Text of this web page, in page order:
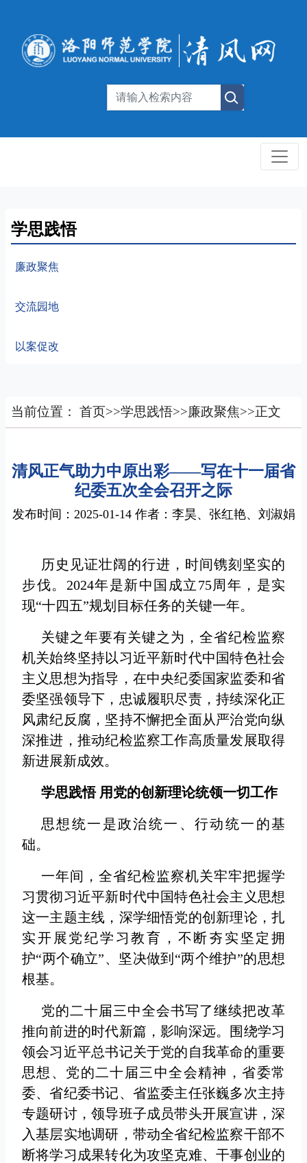
学思践悟
廉政聚焦
交流园地
以案促改
当前位置： 首页>>学思践悟>>廉政聚焦>>正文
清风正气助力中原出彩——写在十一届省
纪委五次全会召开之际
发布时间：2025-01-14 作者：李昊、张红艳、刘淑娟
历史见证壮阔的行进，时间镌刻坚实的
步伐。2024年是新中国成立75周年，是实
现“十四五”规划目标任务的关键一年。
关键之年要有关键之为，全省纪检监察
机关始终坚持以习近平新时代中国特色社会
主义思想为指导，在中央纪委国家监委和省
委坚强领导下，忠诚履职尽责，持续深化正
风肃纪反腐，坚持不懈把全面从严治党向纵
深推进，推动纪检监察工作高质量发展取得
新进展新成效。
学思践悟 用党的创新理论统领一切工作
思想统一是政治统一、行动统一的基
础。
一年间，全省纪检监察机关牢牢把握学
习贯彻习近平新时代中国特色社会主义思想
这一主题主线，深学细悟党的创新理论，扎
实开展党纪学习教育，不断夯实坚定拥
护“两个确立”、坚决做到“两个维护”的思想
根基。
党的二十届三中全会书写了继续把改革
推向前进的时代新篇，影响深远。围绕学习
领会习近平总书记关于党的自我革命的重要
思想、党的二十届三中全会精神，省委常
委、省纪委书记、省监委主任张巍多次主持
专题研讨，领导班子成员带头开展宣讲，深
入基层实地调研，带动全省纪检监察干部不
断将学习成果转化为攻坚克难、干事创业的